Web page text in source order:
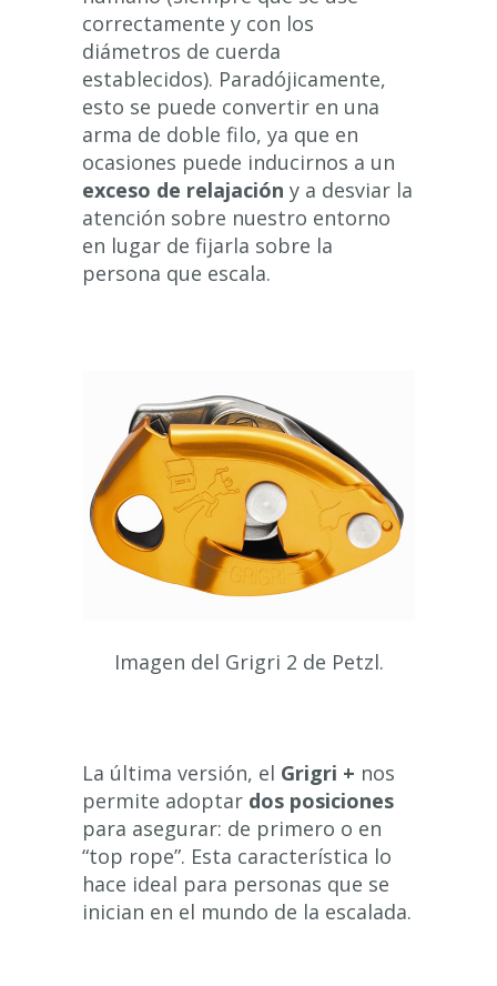
correctamente y con los
diámetros de cuerda
establecidos). Paradójicamente,
esto se puede convertir en una
arma de doble filo, ya que en
ocasiones puede inducirnos a un
exceso de relajación y a desviar la
atención sobre nuestro entorno
en lugar de fijarla sobre la
persona que escala.
Imagen del Grigri 2 de Petzl.
La última versión, el Grigri + nos
permite adoptar dos posiciones
para asegurar: de primero o en
“top rope”. Esta característica lo
hace ideal para personas que se
inician en el mundo de la escalada.